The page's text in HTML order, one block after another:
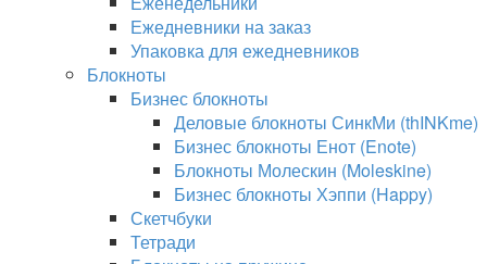
Ежедневники на заказ
Упаковка для ежедневников
Блокноты
Бизнес блокноты
Деловые блокноты СинкМи (thINKme)
Бизнес блокноты Енот (Enote)
Блокноты Молескин (Moleskine)
Бизнес блокноты Хэппи (Happy)
Скетчбуки
Тетради